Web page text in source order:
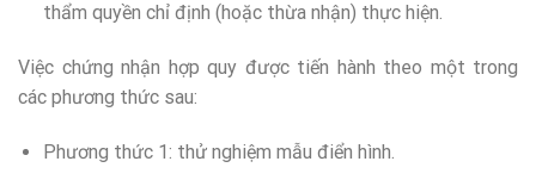
thẩm quyền chỉ định (hoặc thừa nhận) thực hiện.
Việc chứng nhận hợp quy được tiến hành theo một trong
các phương thức sau:
Phương thức 1: thử nghiệm mẫu điển hình.